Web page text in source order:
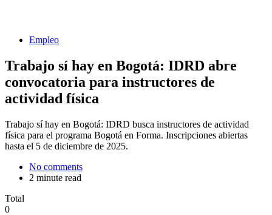
Empleo
Trabajo sí hay en Bogotá: IDRD abre
convocatoria para instructores de
actividad física
Trabajo sí hay en Bogotá: IDRD busca instructores de actividad
física para el programa Bogotá en Forma. Inscripciones abiertas
hasta el 5 de diciembre de 2025.
No comments
2 minute read
Total
0